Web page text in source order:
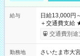
給与
日給13,000円
＋交通費支給 ★交通費全額支給！ ┗案件により規定あり ★日払
いOK！（規
ンビニATMから
交通費別途
勤務地
さいたま市大